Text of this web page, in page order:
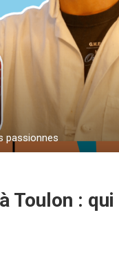
passionnes
Toulon :